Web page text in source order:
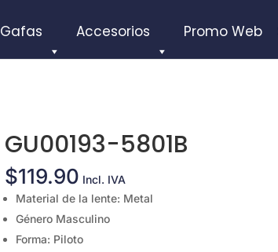
Gafas Accesorios Promo Web
GU00193-5801B
$119.90 Incl. IVA
Material de la lente: Metal
Género Masculino
Forma: Piloto